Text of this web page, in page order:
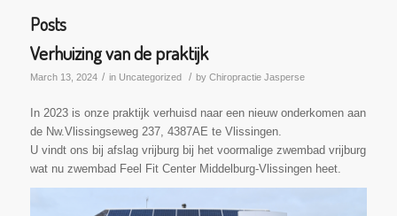
Posts
Verhuizing van de praktijk
March 13, 2024 / in Uncategorized / by Chiropractie Jasperse
In 2023 is onze praktijk verhuisd naar een nieuw onderkomen aan
de Nw.Vlissingseweg 237, 4387AE te Vlissingen.
U vindt ons bij afslag vrijburg bij het voormalige zwembad vrijburg
wat nu zwembad Feel Fit Center Middelburg-Vlissingen heet.